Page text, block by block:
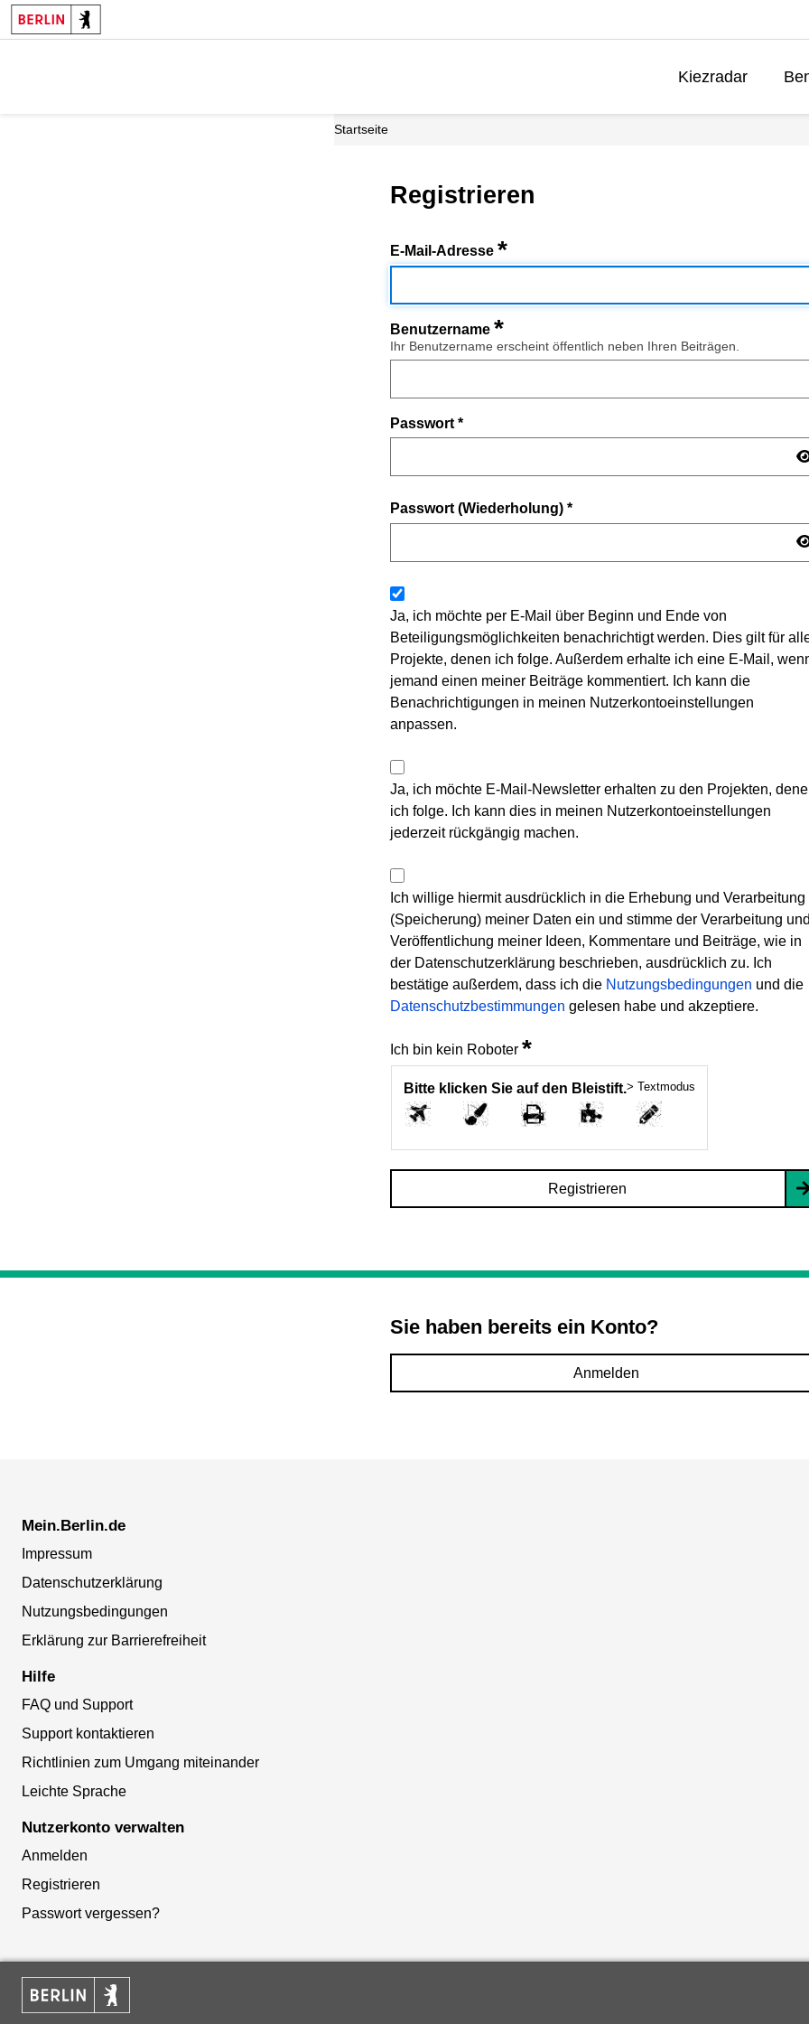
Kiezradar
Startseite
Registrieren
E-Mail-Adresse *
Benutzername *
Ihr Benutzername erscheint öffentlich neben Ihren Beiträgen.
Passwort *
Passwort (Wiederholung) *
Ja, ich möchte per E-Mail über Beginn und Ende von
Beteiligungsmöglichkeiten benachrichtigt werden. Dies gilt für
Projekte, denen ich folge. Außerdem erhalte ich eine E-Mail,
jemand einen meiner Beiträge kommentiert. Ich kann die
Benachrichtigungen in meinen Nutzerkontoeinstellungen
anpassen.
Ja, ich möchte E-Mail-Newsletter erhalten zu den Projekten,
ich folge. Ich kann dies in meinen Nutzerkontoeinstellungen
jederzeit rückgängig machen.
Ich willige hiermit ausdrücklich in die Erhebung und Verarbeitung
(Speicherung) meiner Daten ein und stimme der Verarbeitung und
Veröffentlichung meiner Ideen, Kommentare und Beiträge, wie in
der Datenschutzerklärung beschrieben, ausdrücklich zu. Ich
bestätige außerdem, dass ich die Nutzungsbedingungen und die
Datenschutzbestimmungen gelesen habe und akzeptiere.
Ich bin kein Roboter *
Bitte klicken Sie auf den Bleistift.> Textmodus
Registrieren
Sie haben bereits ein Konto?
Anmelden
Mein.Berlin.de
Impressum
Datenschutzerklärung
Nutzungsbedingungen
Erklärung zur Barrierefreiheit
Hilfe
FAQ und Support
Support kontaktieren
Richtlinien zum Umgang miteinander
Leichte Sprache
Nutzerkonto verwalten
Anmelden
Registrieren
Passwort vergessen?